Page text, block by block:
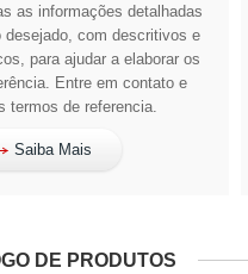
as informações detalhadas
desejado, com descritivos e
para ajudar a elaborar os
Entre em contato e
termos de referencia.
Saiba Mais
DE PRODUTOS